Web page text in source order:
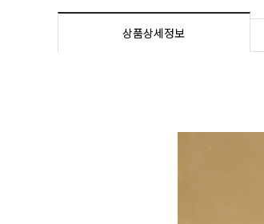
상품상세정보